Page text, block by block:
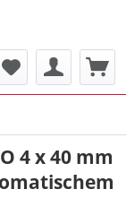
4 x 40 mm